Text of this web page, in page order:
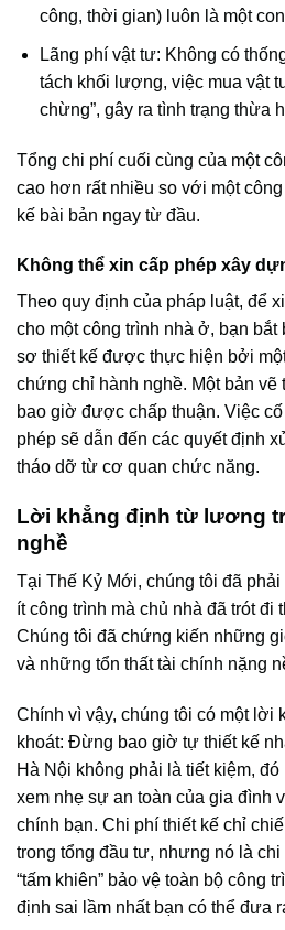
công, thời gian) luôn là một
Lãng phí vật tư: Không có
tách khối lượng, việc mua vật
chừng”, gây ra tình trạng thừa
Tổng chi phí cuối cùng của một
cao hơn rất nhiều so với một
kế bài bản ngay từ đầu.
Không thể xin cấp phép xây
Theo quy định của pháp luật, để
cho một công trình nhà ở, bạn bắt
sơ thiết kế được thực hiện bởi
chứng chỉ hành nghề. Một bản vẽ
bao giờ được chấp thuận. Việc
phép sẽ dẫn đến các quyết định
tháo dỡ từ cơ quan chức năng.
Lời khẳng định từ lương
nghề
Tại Thế Kỷ Mới, chúng tôi đã phải
ít công trình mà chủ nhà đã trót đi
Chúng tôi đã chứng kiến những
và những tổn thất tài chính nặng
Chính vì vậy, chúng tôi có một lời
khoát: Đừng bao giờ tự thiết kế
Hà Nội không phải là tiết kiệm,
xem nhẹ sự an toàn của gia đình
chính bạn. Chi phí thiết kế chỉ
trong tổng đầu tư, nhưng nó là chi
“tấm khiên” bảo vệ toàn bộ công
định sai lầm nhất bạn có thể đưa